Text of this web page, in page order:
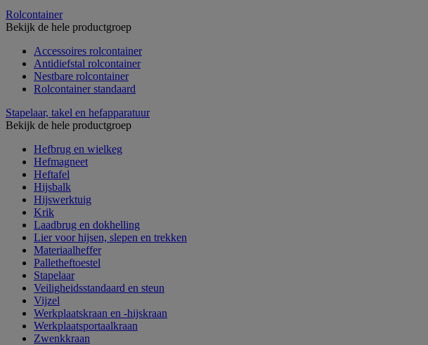
Rolcontainer
Bekijk de hele productgroep
Accessoires rolcontainer
Antidiefstal rolcontainer
Nestbare rolcontainer
Rolcontainer standaard
Stapelaar, takel en hefapparatuur
Bekijk de hele productgroep
Hefbrug en wielkeg
Hefmagneet
Heftafel
Hijsbalk
Hijswerktuig
Krik
Laadbrug en dokhelling
Lier voor hijsen, slepen en trekken
Materiaalheffer
Palletheftoestel
Stapelaar
Veiligheidsstandaard en steun
Vijzel
Werkplaatskraan en -hijskraan
Werkplaatsportaalkraan
Zwenkkraan